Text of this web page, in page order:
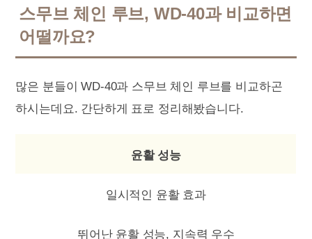
스무브 체인 루브, WD-40과 비교하면
어떨까요?
많은 분들이 WD-40과 스무브 체인 루브를 비교하곤
하시는데요. 간단하게 표로 정리해봤습니다.
윤활 성능
일시적인 윤활 효과
뛰어난 윤활 성능, 지속력 우수